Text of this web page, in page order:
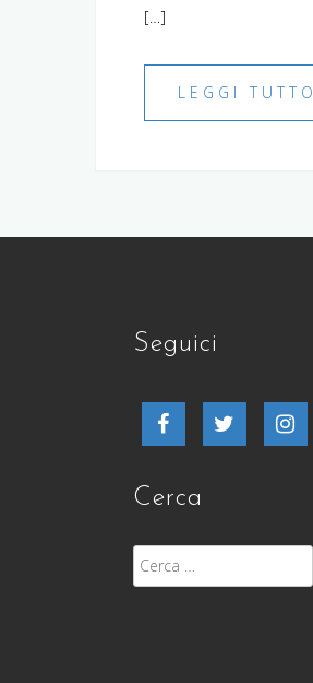
[…]
LEGGI TUTTO
Seguici
Facebook Twitter
Cerca
Ricerca
per: